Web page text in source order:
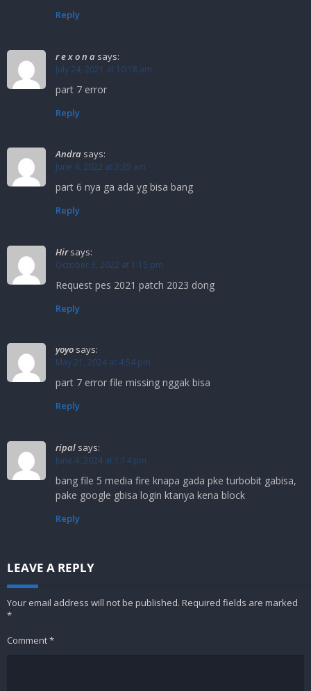
Reply
r e x o n a says:
July 24, 2021 at 10:18 am
part 7 error
Reply
Andra says:
June 4, 2022 at 3:35 am
part 6 nya ga ada yg bisa bang
Reply
Hir says:
October 3, 2022 at 1:15 pm
Request pes 2021 patch 2023 dong
Reply
yoyo says:
May 21, 2024 at 4:54 pm
part 7 error file missing nggak bisa
Reply
ripal says:
June 4, 2024 at 1:14 pm
bang file 5 media fire knapa gada pke turbobit gabisa,
pake google gbisa login ktanya kena block
Reply
LEAVE A REPLY
Your email address will not be published. Required fields are marked
*
Comment*